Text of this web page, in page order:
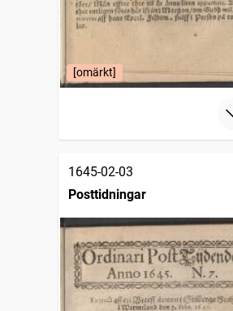
[omärkt]
1645-02-03
Posttidningar